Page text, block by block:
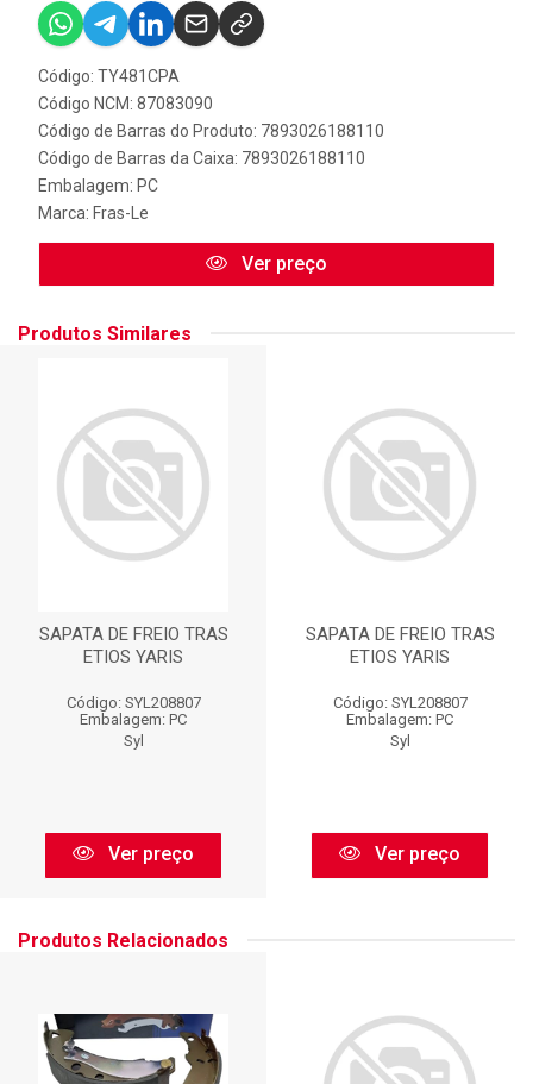
Código: TY481CPA
Código NCM: 87083090
Código de Barras do Produto: 7893026188110
Código de Barras da Caixa: 7893026188110
Embalagem: PC
Marca: Fras-Le
Ver preço
Produtos Similares
SAPATA DE FREIO TRAS
ETIOS YARIS
Código: SYL208807
Embalagem: PC
Syl
Ver preço
SAPATA DE FREIO TRAS
ETIOS YARIS
Código: SYL208807
Embalagem: PC
Syl
Ver preço
Produtos Relacionados